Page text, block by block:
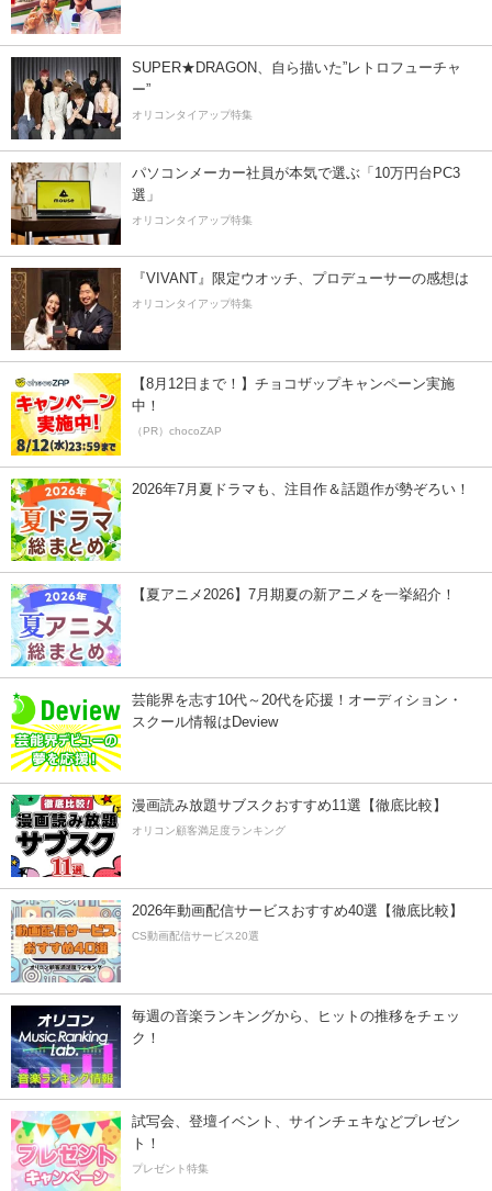
SUPER★DRAGON、自ら描いた”レトロフューチャ
ー”
オリコンタイアップ特集
パソコンメーカー社員が本気で選ぶ「10万円台PC3
選」
オリコンタイアップ特集
『VIVANT』限定ウオッチ、プロデューサーの感想は
オリコンタイアップ特集
【8月12日まで！】チョコザップキャンペーン実施
中！
（PR）chocoZAP
2026年7月夏ドラマも、注目作＆話題作が勢ぞろい！
【夏アニメ2026】7月期夏の新アニメを一挙紹介！
芸能界を志す10代～20代を応援！オーディション・
スクール情報はDeview
漫画読み放題サブスクおすすめ11選【徹底比較】
オリコン顧客満足度ランキング
2026年動画配信サービスおすすめ40選【徹底比較】
CS動画配信サービス20選
毎週の音楽ランキングから、ヒットの推移をチェッ
ク！
試写会、登壇イベント、サインチェキなどプレゼン
ト！
プレゼント特集